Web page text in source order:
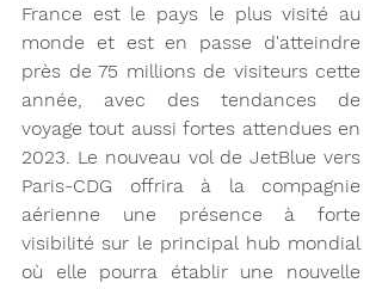
France est le pays le plus visité au
monde et est en passe d'atteindre
près de 75 millions de visiteurs cette
année, avec des tendances de
voyage tout aussi fortes attendues en
2023. Le nouveau vol de JetBlue vers
Paris-CDG offrira à la compagnie
aérienne une présence à forte
visibilité sur le principal hub mondial
où elle pourra établir une nouvelle